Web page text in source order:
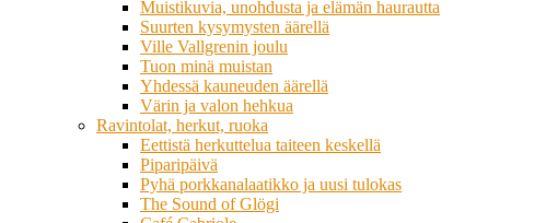
Muistikuvia, unohdusta ja elämän haurautta
Suurten kysymysten äärellä
Ville Vallgrenin joulu
Tuon minä muistan
Yhdessä kauneuden äärellä
Värin ja valon hehkua
Ravintolat, herkut, ruoka
Eettistä herkuttelua taiteen keskellä
Piparipäivä
Pyhä porkkanalaatikko ja uusi tulokas
The Sound of Glögi